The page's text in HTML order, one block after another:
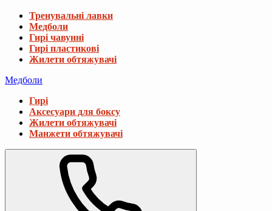
Тренувальні лавки
Медболи
Гирі чавунні
Гирі пластикові
Жилети обтяжувачі
Медболи
Гирі
Аксесуари для боксу
Жилети обтяжувачі
Манжети обтяжувачі